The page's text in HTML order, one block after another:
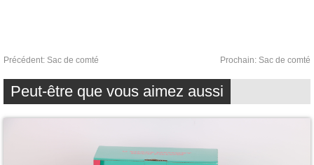
Précédent: Sac de comté Prochain: Sac de comté
Peut-être que vous aimez aussi